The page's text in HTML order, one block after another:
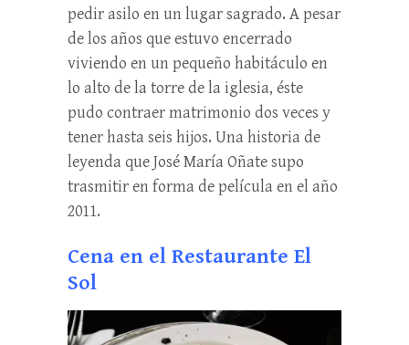
pedir asilo en un lugar sagrado. A pesar
de los años que estuvo encerrado
viviendo en un pequeño habitáculo en
lo alto de la torre de la iglesia, éste
pudo contraer matrimonio dos veces y
tener hasta seis hijos. Una historia de
leyenda que José María Oñate supo
trasmitir en forma de película en el año
2011.
Cena en el Restaurante El
Sol